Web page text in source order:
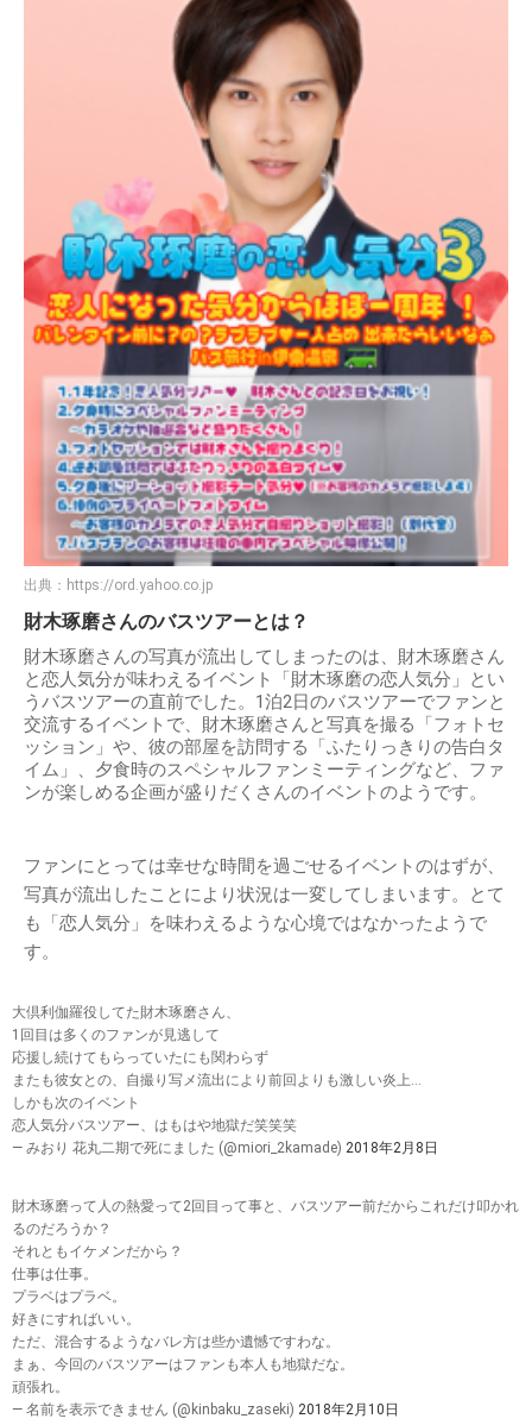
出典： https://ord.yahoo.co.jp
財木琢磨さんのバスツアーとは？
財木琢磨さんの写真が流出してしまったのは、財木琢磨さん
と恋人気分が味わえるイベント「財木琢磨の恋人気分」とい
うバスツアーの直前でした。1泊2日のバスツアーでファンと
交流するイベントで、財木琢磨さんと写真を撮る「フォトセ
ッション」や、彼の部屋を訪問する「ふたりっきりの告白タ
イム」、夕食時のスペシャルファンミーティングなど、ファ
ンが楽しめる企画が盛りだくさんのイベントのようです。
ファンにとっては幸せな時間を過ごせるイベントのはずが、
写真が流出したことにより状況は一変してしまいます。とて
も「恋人気分」を味わえるような心境ではなかったようで
す。
大倶利伽羅役してた財木琢磨さん、
1回目は多くのファンが見逃して
応援し続けてもらっていたにも関わらず
またも彼女との、自撮り写メ流出により前回よりも激しい炎上…
しかも次のイベント
恋人気分バスツアー、はもはや地獄だ笑笑笑
— みおり 花丸二期で死にました (@miori_2kamade) 2018年2月8日
財木琢磨って人の熱愛って2回目って事と、バスツアー前だからこれだけ叩かれ
るのだろうか？
それともイケメンだから？
仕事は仕事。
プラベはプラベ。
好きにすればいい。
ただ、混合するようなバレ方は些か遺憾ですわな。
まぁ、今回のバスツアーはファンも本人も地獄だな。
頑張れ。
— 名前を表示できません (@kinbaku_zaseki) 2018年2月10日